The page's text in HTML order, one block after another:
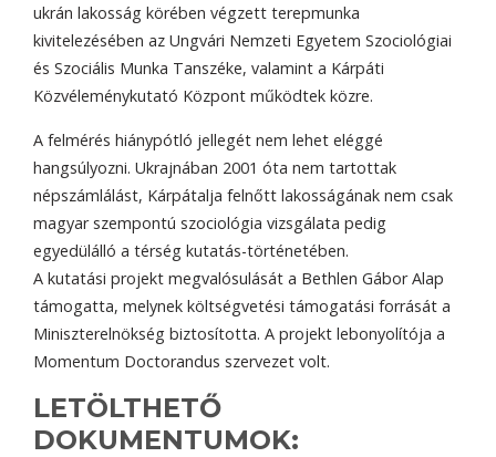
ukrán lakosság körében végzett terepmunka
kivitelezésében az Ungvári Nemzeti Egyetem Szociológiai
és Szociális Munka Tanszéke, valamint a Kárpáti
Közvéleménykutató Központ működtek közre.
A felmérés hiánypótló jellegét nem lehet eléggé
hangsúlyozni. Ukrajnában 2001 óta nem tartottak
népszámlálást, Kárpátalja felnőtt lakosságának nem csak
magyar szempontú szociológia vizsgálata pedig
egyedülálló a térség kutatás-történetében.
A kutatási projekt megvalósulását a Bethlen Gábor Alap
támogatta, melynek költségvetési támogatási forrását a
Miniszterelnökség biztosította. A projekt lebonyolítója a
Momentum Doctorandus szervezet volt.
LETÖLTHETŐ
DOKUMENTUMOK: